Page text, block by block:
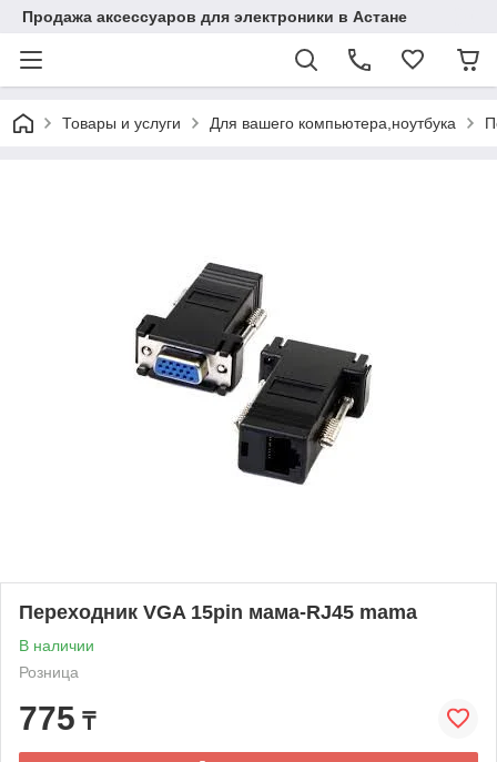
Продажа аксессуаров для электроники в Астане
Товары и услуги Для вашего компьютера,ноутбука
Переходник VGA 15pin мама-RJ45 mama
В наличии
Розница
775 ₸